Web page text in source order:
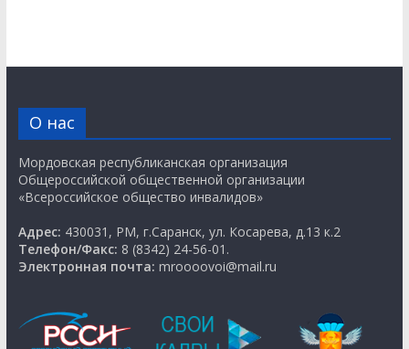
О нас
Мордовская республиканская организация
Общероссийской общественной организации
«Всероссийское общество инвалидов»
Адрес: 430031, РМ, г.Саранск, ул. Косарева, д.13 к.2
Телефон/Факс: 8 (8342) 24-56-01.
Электронная почта: mroooovoi@mail.ru